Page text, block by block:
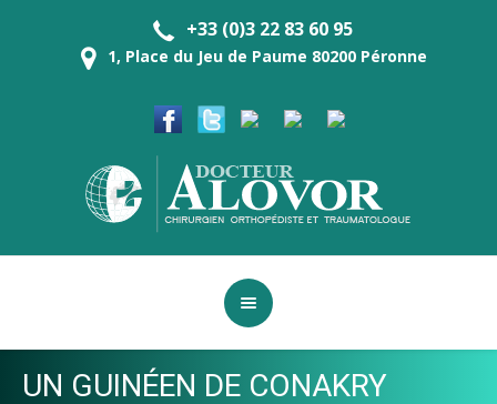
+33 (0)3 22 83 60 95
1, Place du Jeu de Paume 80200 Péronne
UN GUINÉEN DE CONAKRY